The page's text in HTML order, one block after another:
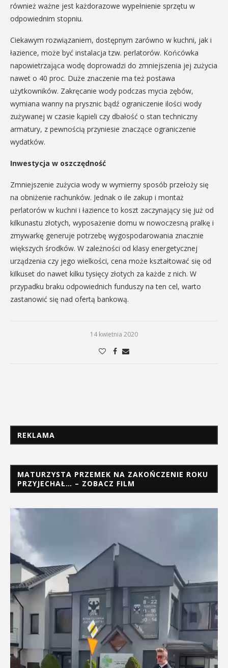
również ważne jest każdorazowe wypełnienie sprzętu w
odpowiednim stopniu.
Ciekawym rozwiązaniem, dostępnym zarówno w kuchni, jak i
łazience, może być instalacja tzw. perlatorów. Końcówka
napowietrzająca wodę doprowadzi do zmniejszenia jej zużycia
nawet o 40 proc. Duże znaczenie ma też postawa
użytkowników. Zakręcanie wody podczas mycia zębów,
wymiana wanny na prysznic bądź ograniczenie ilości wody
zużywanej w czasie kąpieli czy dbałość o stan techniczny
armatury, z pewnością przyniesie znaczące ograniczenie
wydatków.
Inwestycja w oszczędność
Zmniejszenie zużycia wody w wymierny sposób przełoży się
na obniżenie rachunków. Jednak o ile zakup i montaż
perlatorów w kuchni i łazience to koszt zaczynający się już od
kilkunastu złotych, wyposażenie domu w nowoczesną pralkę i
zmywarkę generuje potrzebę wygospodarowania znacznie
większych środków. W zależności od klasy energetycznej
urządzenia czy jego wielkości, cena może kształtować się od
kilkuset do nawet kilku tysięcy złotych za każde z nich. W
przypadku braku odpowiednich funduszy na ten cel, warto
zastanowić się nad ofertą bankową.
14 kwietnia 2020
REKLAMA
MATURZYSTA PRZEMEK NA ZAKOŃCZENIE ROKU
PRZYJECHAŁ… – ZOBACZ FILM
Odtwarzacz